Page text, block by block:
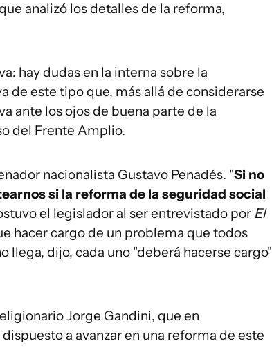
analizó los detalles de la reforma,
hay dudas en la interna sobre la
de este tipo que, más allá de considerarse
ante los ojos de buena parte de la
del Frente Amplio.
nacionalista Gustavo Penadés. "Si no
si la reforma de la seguridad social
el legislador al ser entrevistado por El
hacer cargo de un problema que todos
llega, dijo, cada uno "deberá hacerse cargo"
Jorge Gandini, que en
a avanzar en una reforma de este